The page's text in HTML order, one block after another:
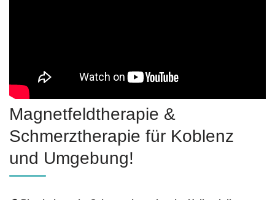
Magnetfeldtherapie &
Schmerztherapie für Koblenz
und Umgebung!